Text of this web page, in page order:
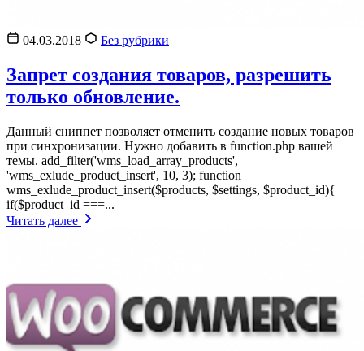
04.03.2018 Без рубрики
Запрет создания товаров, разрешить
только обновление.
Данный сниппет позволяет отменить создание новых товаров
при синхронизации. Нужно добавить в function.php вашей
темы. add_filter('wms_load_array_products',
'wms_exlude_product_insert', 10, 3); function
wms_exlude_product_insert($products, $settings, $product_id){
if($product_id ===...
Читать далее